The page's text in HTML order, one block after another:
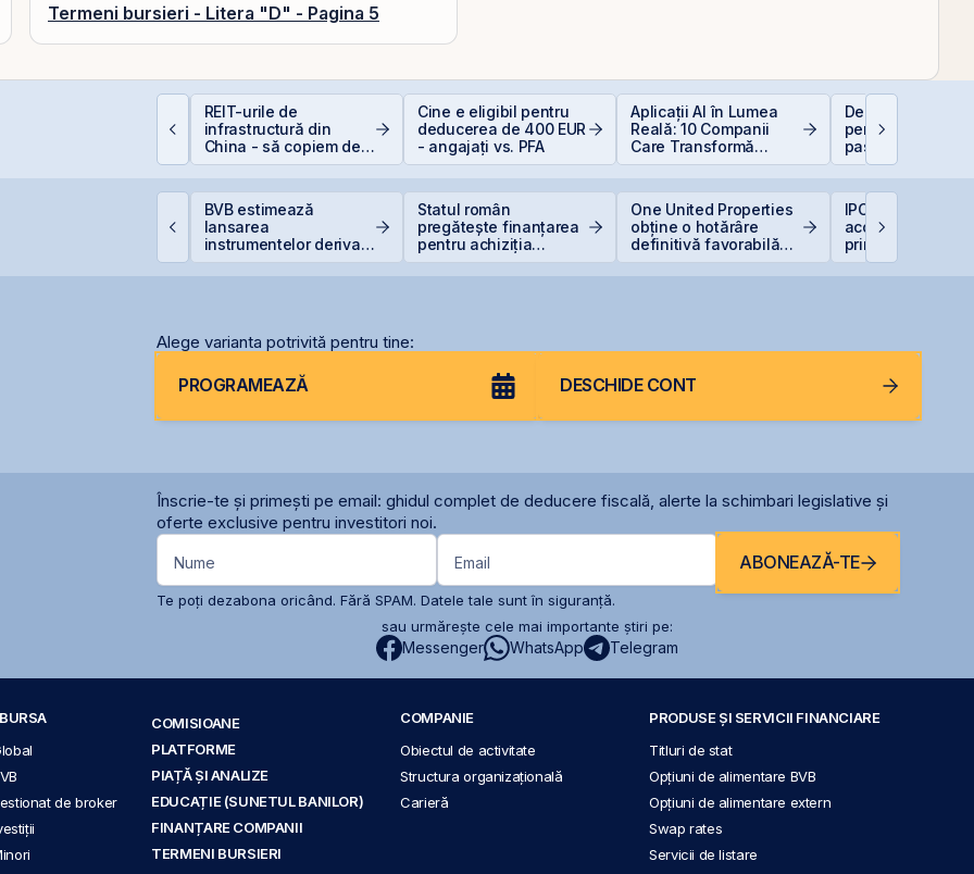
Termeni bursieri - Litera "D" - Pagina 5
REIT-urile de
infrastructură din
China - să copiem de
la cel ce copiază?!
Cine e eligibil pentru
deducerea de 400 EUR
- angajați vs. PFA
Aplicații AI în Lumea
Reală: 10 Companii
Care Transformă
Industriile
Deducere 400
pentru PFA - pas
pas
BVB estimează
lansarea
instrumentelor derivate
Statul român
pregătește finanțarea
pentru achiziția
One United Properties
obține o hotărâre
definitivă favorabilă
IPO-ul Digi Spain
acoperit integral
prima zi
Alege varianta potrivită pentru tine:
PROGRAMEAZĂ DESCHIDE CONT
Înscrie-te și primești pe email: ghidul complet de deducere fiscală, alerte la schimbari legislative și
oferte exclusive pentru investitori noi.
Nume Email ABONEAZĂ-TE
Te poți dezabona oricând. Fără SPAM. Datele tale sunt în siguranță.
sau urmărește cele mai importante știri pe:
Messenger WhatsApp Telegram
de broker
COMISIOANE
PLATFORME
PIAȚĂ ȘI ANALIZE
EDUCAȚIE (SUNETUL BANILOR)
FINANȚARE COMPANII
TERMENI BURSIERI
COMPANIE
Obiectul de activitate
Structura organizațională
Carieră
PRODUSE ȘI SERVICII FINANCIARE
Titluri de stat
Opțiuni de alimentare BVB
Opțiuni de alimentare extern
Swap rates
Servicii de listare